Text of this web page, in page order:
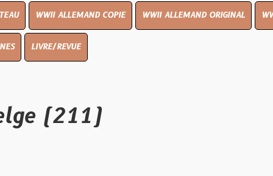
ALLEMAND COPIE WWII ALLEMAND ORIGINAL WWII UK